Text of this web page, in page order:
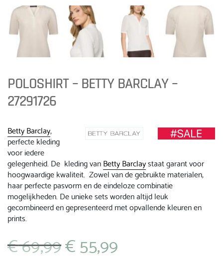
POLOSHIRT – BETTY BARCLAY –
27291726
Betty Barclay,
perfecte kleding
voor iedere
gelegenheid. De kleding vanBetty Barclaystaat garant voor
hoogwaardige kwaliteit. Zowel van de gebruikte materialen,
haar perfecte pasvorm en de eindeloze combinatie
mogelijkheden. De unieke sets worden altijd leuk
gecombineerd en gepresenteerd met opvallende kleuren en
prints.
€69,99 Oorspronkelijke
prijs
€55,99